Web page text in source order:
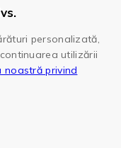
personalizată,
utilizării
noastră privind